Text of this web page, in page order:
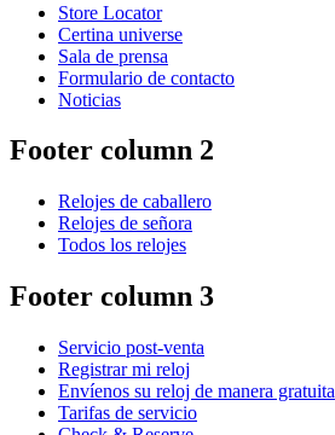
Store Locator
Certina universe
Sala de prensa
Formulario de contacto
Noticias
Footer column 2
Relojes de caballero
Relojes de señora
Todos los relojes
Footer column 3
Servicio post-venta
Registrar mi reloj
Envíenos su reloj de manera gratuita
Tarifas de servicio